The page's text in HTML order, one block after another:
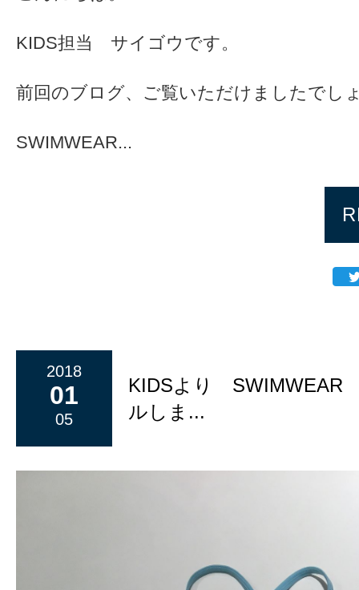
KIDS担当 サイゴウです。
前回のブログ、ご覧いただけましたでし
SWIMWEAR...
2018
01
05
KIDSより SWIMWEAR
ルしま...